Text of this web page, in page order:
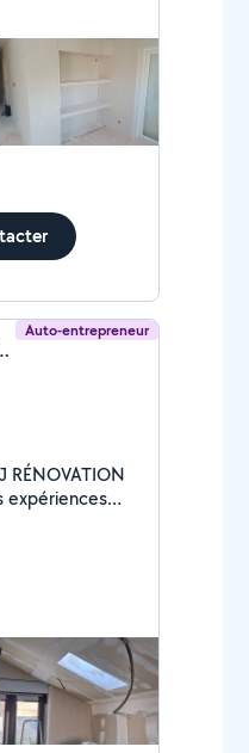
Auto-entrepreneur
RÉNOVATION)
RÉNOVATION
expériences